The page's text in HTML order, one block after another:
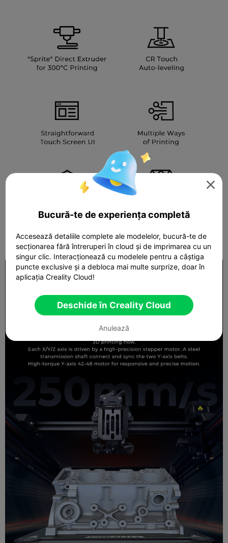

Bucură-te de experiența completă
Accesează detaliile complete ale modelelor, bucură-te de
secționarea fără întreruperi în cloud și de imprimarea cu un
singur clic. Interacționează cu modelele pentru a câștiga
puncte exclusive și a debloca mai multe surprize, doar în
aplicația Creality Cloud!
Deschide în Creality Cloud
Anulează